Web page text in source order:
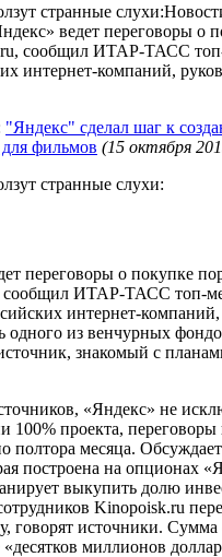
странные
ведет переговоры о
сообщил ИТАР-ТАСС
интернет-компаний,
"Яндекс" сделал шаг к
фильмов (15 октября
странные слухи:
переговоры о покупке
сообщил ИТАР-ТАСС топ-
интернет-компаний,
одного из венчурных
знакомый с
«Яндекс» не
100% проекта, переговоры
полтора месяца.
построена на опционах
выкупить долю
Kinopoisk.ru
говорят источники. Сумма
миллионов